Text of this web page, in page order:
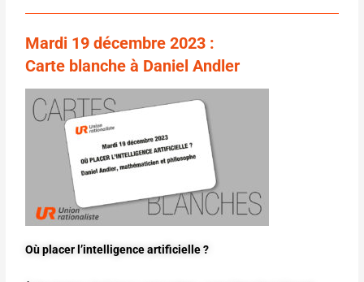
Mardi 19 décembre 2023 :
Carte blanche à Daniel Andler
Où placer l’intelligence artificielle ?